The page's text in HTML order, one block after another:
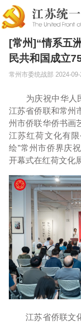
[常州]“情系五
民共和国成立
常州市委统战部 2024-
为庆祝中华人
江苏省侨联和常州
州市侨联华侨书画
江苏红荷文化有
绘”常州市侨界庆
开幕式在红荷文化
江苏省侨联文